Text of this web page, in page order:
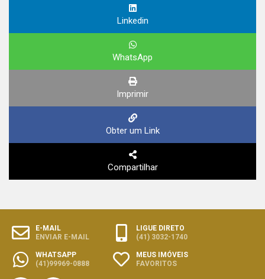
Linkedin
WhatsApp
Imprimir
Obter um Link
Compartilhar
E-MAIL
ENVIAR E-MAIL
LIGUE DIRETO
(41) 3032-1740
WHATSAPP
(41)99969-0888
MEUS IMÓVEIS
FAVORITOS